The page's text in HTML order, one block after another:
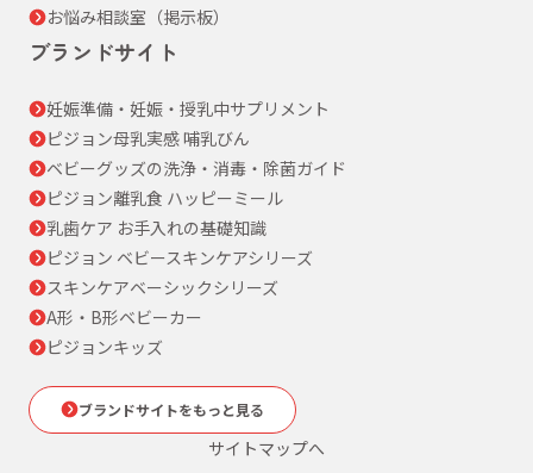
お悩み相談室（掲示板）
ブランドサイト
妊娠準備・妊娠・授乳中サプリメント
ピジョン母乳実感 哺乳びん
ベビーグッズの洗浄・消毒・除菌ガイド
ピジョン離乳食 ハッピーミール
乳歯ケア お手入れの基礎知識
ピジョン ベビースキンケアシリーズ
スキンケアベーシックシリーズ
A形・B形ベビーカー
ピジョンキッズ
ブランドサイトをもっと見る
サイトマップへ